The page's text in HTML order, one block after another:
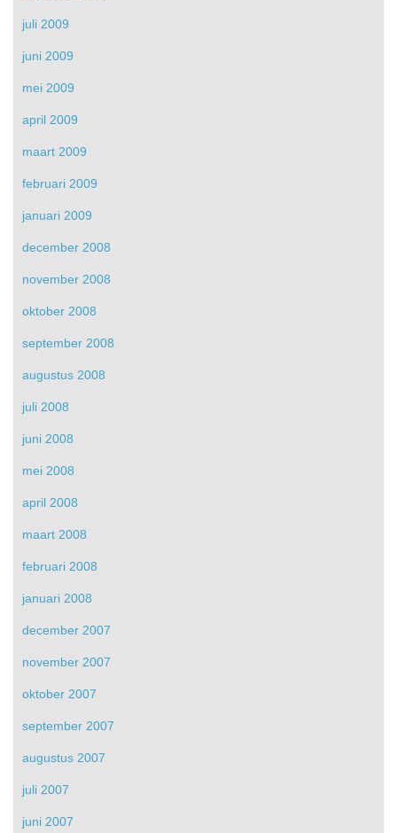
juli 2009
juni 2009
mei 2009
april 2009
maart 2009
februari 2009
januari 2009
december 2008
november 2008
oktober 2008
september 2008
augustus 2008
juli 2008
juni 2008
mei 2008
april 2008
maart 2008
februari 2008
januari 2008
december 2007
november 2007
oktober 2007
september 2007
augustus 2007
juli 2007
juni 2007